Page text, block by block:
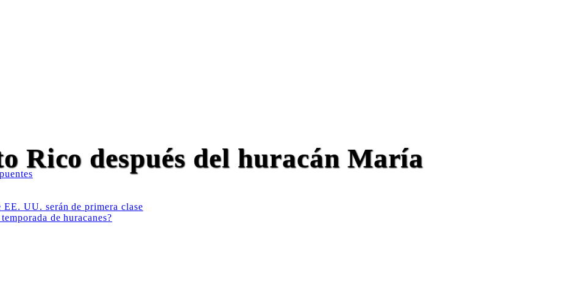
Rico después del huracán María
EE. UU. serán de primera clase
de huracanes?